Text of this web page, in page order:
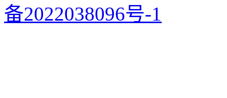
备2022038096号-1